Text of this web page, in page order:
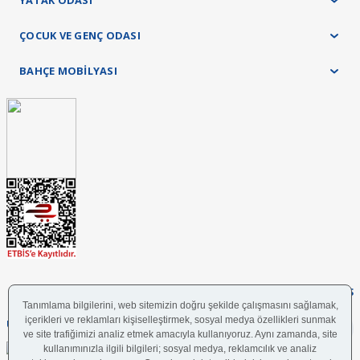
ÇOCUK VE GENÇ ODASI
BAHÇE MOBİLYASI
UYGULAMAMIZI İNDİRİN
FOLLOW US